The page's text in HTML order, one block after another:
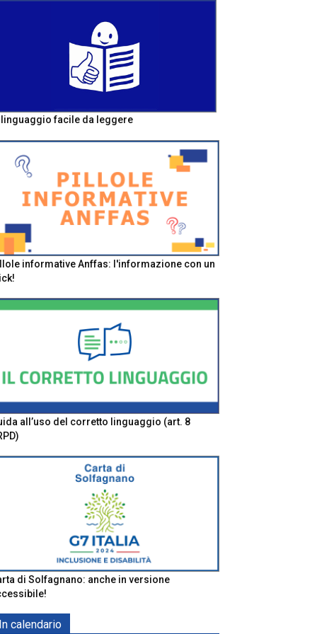
linguaggio facile da leggere
informative Anffas: l'informazione con un
all’uso del corretto linguaggio (art. 8
di Solfagnano: anche in versione
In calendario